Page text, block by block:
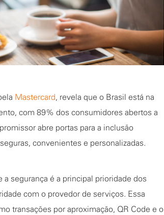
Mastercard, revela que o Brasil está na
com 89% dos consumidores abertos a
abre portas para a inclusão
convenientes e personalizadas.
segurança é a principal prioridade dos
com o provedor de serviços. Essa
transações por aproximação, QR Code e o